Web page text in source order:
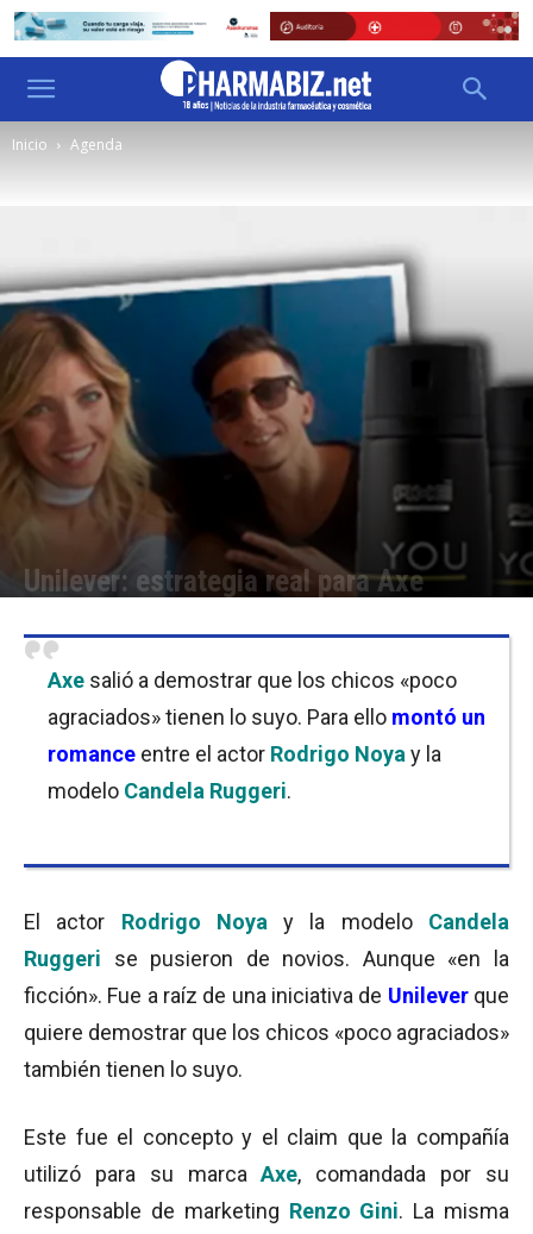
Inicio Agenda
Unilever: estrategia real para Axe
Axe salió a demostrar que los chicos «poco
agraciados» tienen lo suyo. Para ello montó un
romance entre el actor Rodrigo Noya y la
modelo Candela Ruggeri.
El actor Rodrigo Noya y la modeloCandela
Ruggeri se pusieron de novios. Aunque «en la
ficción». Fue a raíz de una iniciativa de Unileverque
quiere demostrar que los chicos «poco agraciados»
también tienen lo suyo.
Este fue el concepto y el claim que la compañía
utilizó para su marcaAxe, comandada por su
responsable de marketing Renzo Gini. La misma